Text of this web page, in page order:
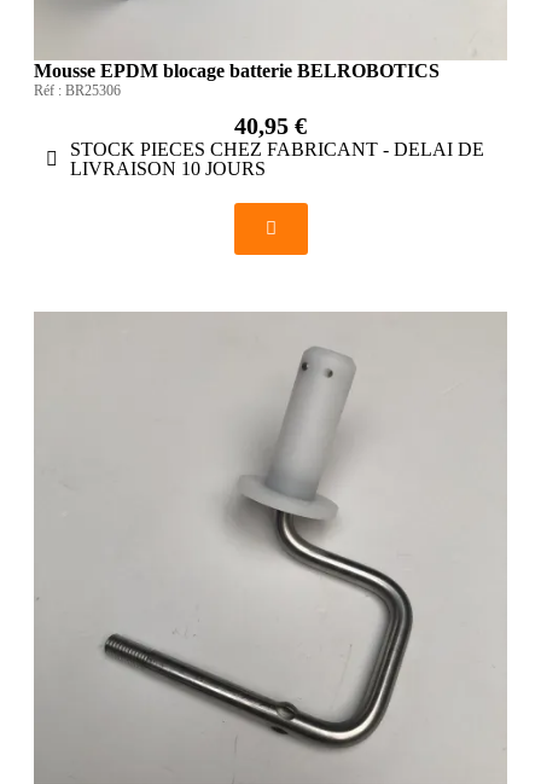
Mousse EPDM blocage batterie BELROBOTICS
Réf : BR25306
40,95 €
STOCK PIECES CHEZ FABRICANT - DELAI DE
LIVRAISON 10 JOURS